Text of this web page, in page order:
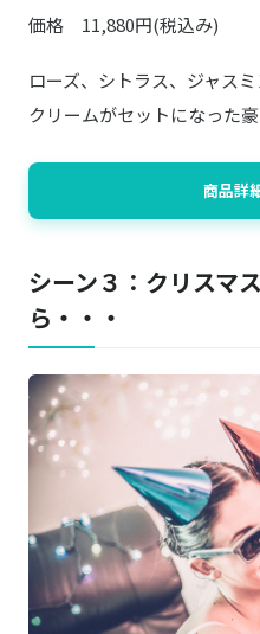
価格 11,880円(税込み)
ローズ、シトラス、ジャス
クリームがセットになった豪
商品詳
シーン３：クリスマ
ら・・・